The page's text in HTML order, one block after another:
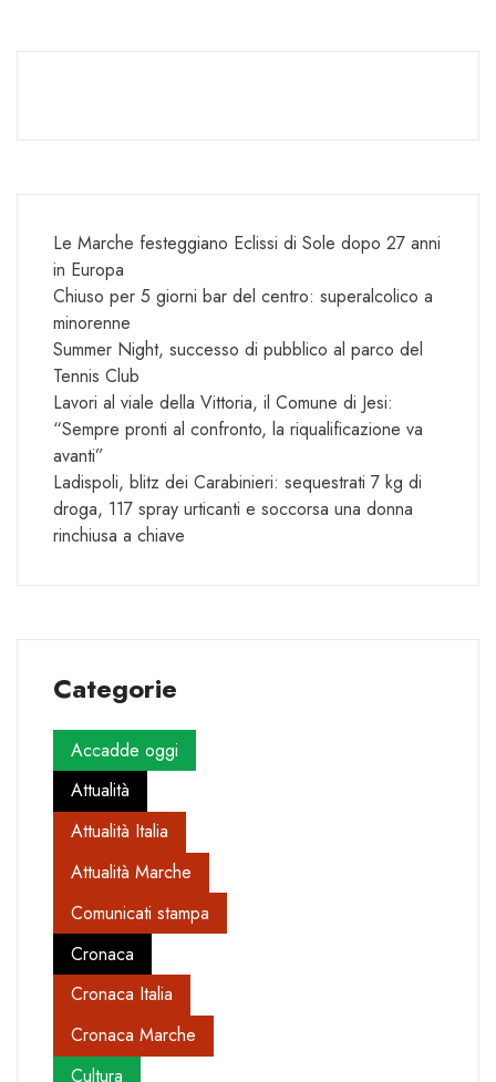
Le Marche festeggiano Eclissi di Sole dopo 27 anni
in Europa
Chiuso per 5 giorni bar del centro: superalcolico a
minorenne
Summer Night, successo di pubblico al parco del
Tennis Club
Lavori al viale della Vittoria, il Comune di Jesi:
“Sempre pronti al confronto, la riqualificazione va
avanti”
Ladispoli, blitz dei Carabinieri: sequestrati 7 kg di
droga, 117 spray urticanti e soccorsa una donna
rinchiusa a chiave
Categorie
Accadde oggi
Attualità
Attualità Italia
Attualità Marche
Comunicati stampa
Cronaca
Cronaca Italia
Cronaca Marche
Cultura